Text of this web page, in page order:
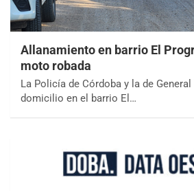
Allanamiento en barrio El
moto robada
La Policía de Córdoba y la de
domicilio en el barrio El…